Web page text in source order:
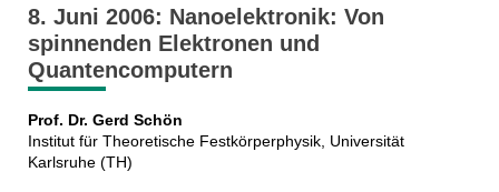
8. Juni 2006: Nanoelektronik: Von
spinnenden Elektronen und
Quantencomputern
Prof. Dr. Gerd Schön
Institut für Theoretische Festkörperphysik, Universität
Karlsruhe (TH)